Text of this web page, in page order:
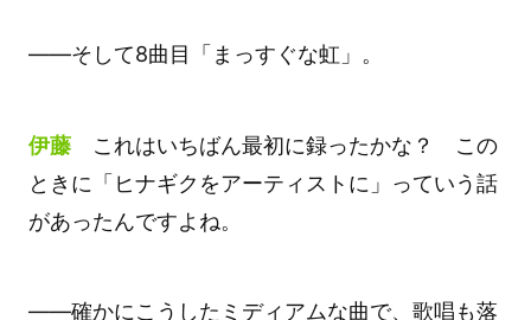
――そして8曲目「まっすぐな虹」。
伊藤これはいちばん最初に録ったかな？ この
ときに「ヒナギクをアーティストに」っていう話
があったんですよね。
――確かにこうしたミディアムな曲で、歌唱も落